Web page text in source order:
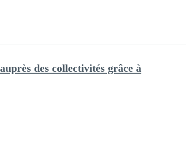
des collectivités grâce à